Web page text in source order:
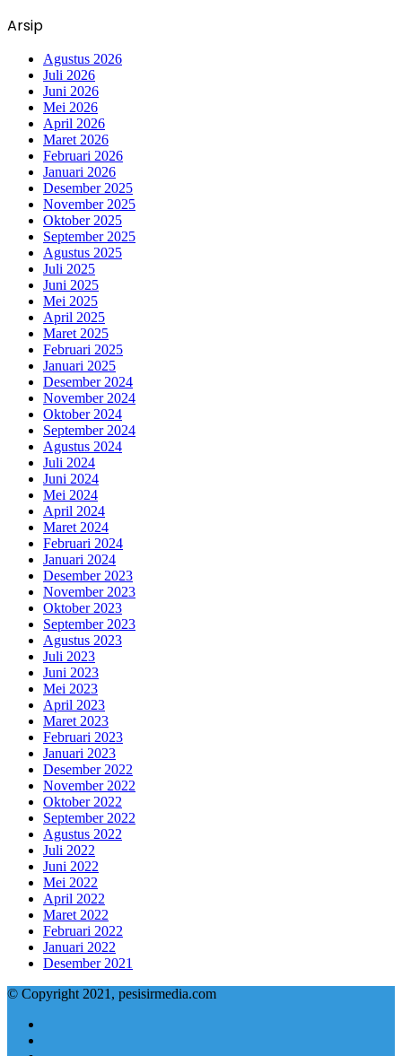
Arsip
Agustus 2026
Juli 2026
Juni 2026
Mei 2026
April 2026
Maret 2026
Februari 2026
Januari 2026
Desember 2025
November 2025
Oktober 2025
September 2025
Agustus 2025
Juli 2025
Juni 2025
Mei 2025
April 2025
Maret 2025
Februari 2025
Januari 2025
Desember 2024
November 2024
Oktober 2024
September 2024
Agustus 2024
Juli 2024
Juni 2024
Mei 2024
April 2024
Maret 2024
Februari 2024
Januari 2024
Desember 2023
November 2023
Oktober 2023
September 2023
Agustus 2023
Juli 2023
Juni 2023
Mei 2023
April 2023
Maret 2023
Februari 2023
Januari 2023
Desember 2022
November 2022
Oktober 2022
September 2022
Agustus 2022
Juli 2022
Juni 2022
Mei 2022
April 2022
Maret 2022
Februari 2022
Januari 2022
Desember 2021
© Copyright 2021, pesisirmedia.com